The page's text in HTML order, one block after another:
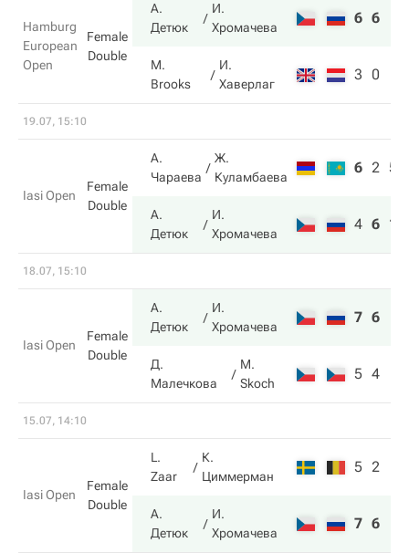
Hamburg
European
Open
Female
Double
А.
Детюк
И.
Хромачева
6 6
M.
Brooks
И.
Хаверлаг
3 0
19.07, 15:10
Iasi Open
Female
Double
А.
Чараева
Ж.
Куламбаева
6 2 5
А.
Детюк
И.
Хромачева
4 6 10
18.07, 15:10
Iasi Open
Female
Double
А.
Детюк
И.
Хромачева
7 6
Д.
Малечкова
M.
Skoch
5 4
15.07, 14:10
Iasi Open
Female
Double
L.
Zaar
К.
Циммерман
5 2
А.
Детюк
И.
Хромачева
7 6